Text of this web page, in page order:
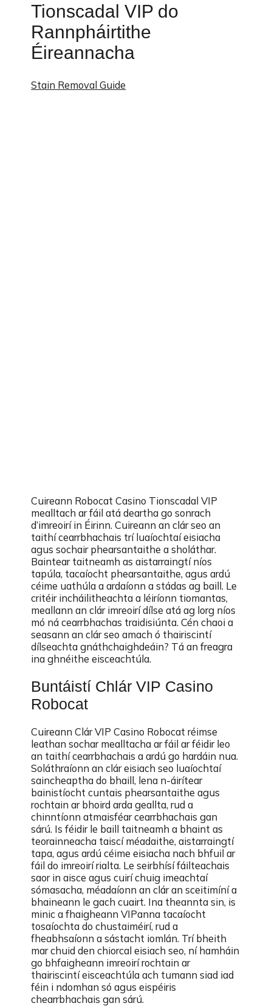
Tionscadal VIP do
Rannpháirtithe
Éireannacha
Stain Removal Guide
Cuireann Robocat Casino Tionscadal VIP
mealltach ar fáil atá deartha go sonrach
d’imreoirí in Éirinn. Cuireann an clár seo an
taithí cearrbhachais trí luaíochtaí eisiacha
agus sochair phearsantaithe a sholáthar.
Baintear taitneamh as aistarraingtí níos
tapúla, tacaíocht phearsantaithe, agus ardú
céime uathúla a ardaíonn a stádas ag baill. Le
critéir incháilitheachta a léiríonn tiomantas,
meallann an clár imreoirí dílse atá ag lorg níos
mó ná cearrbhachas traidisiúnta. Cén chaoi a
seasann an clár seo amach ó thairiscintí
dílseachta gnáthchaighdeáin? Tá an freagra
ina ghnéithe eisceachtúla.
Buntáistí Chlár VIP Casino
Robocat
Cuireann Clár VIP Casino Robocat réimse
leathan sochar mealltacha ar fáil ar féidir leo
an taithí cearrbhachais a ardú go hardáin nua.
Soláthraíonn an clár eisiach seo luaíochtaí
saincheaptha do bhaill, lena n-áirítear
bainistíocht cuntais phearsantaithe agus
rochtain ar bhoird arda geallta, rud a
chinntíonn atmaisféar cearrbhachais gan
sárú. Is féidir le baill taitneamh a bhaint as
teorainneacha taiscí méadaithe, aistarraingtí
tapa, agus ardú céime eisiacha nach bhfuil ar
fáil do imreoirí rialta. Le seirbhísí fáilteachais
saor in aisce agus cuirí chuig imeachtaí
sómasacha, méadaíonn an clár an sceitimíní a
bhaineann le gach cuairt. Ina theannta sin, is
minic a fhaigheann VIPanna tacaíocht
tosaíochta do chustaiméirí, rud a
fheabhsaíonn a sástacht iomlán. Trí bheith
mar chuid den chiorcal eisiach seo, ní hamháin
go bhfaigheann imreoirí rochtain ar
thairiscintí eisceachtúla ach tumann siad iad
féin i ndomhan só agus eispéiris
chearrbhachais gan sárú.